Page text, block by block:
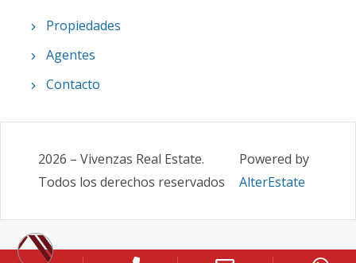
Propiedades
Agentes
Contacto
2026 – Vivenzas Real Estate.
Todos los derechos reservados
Powered by
AlterEstate